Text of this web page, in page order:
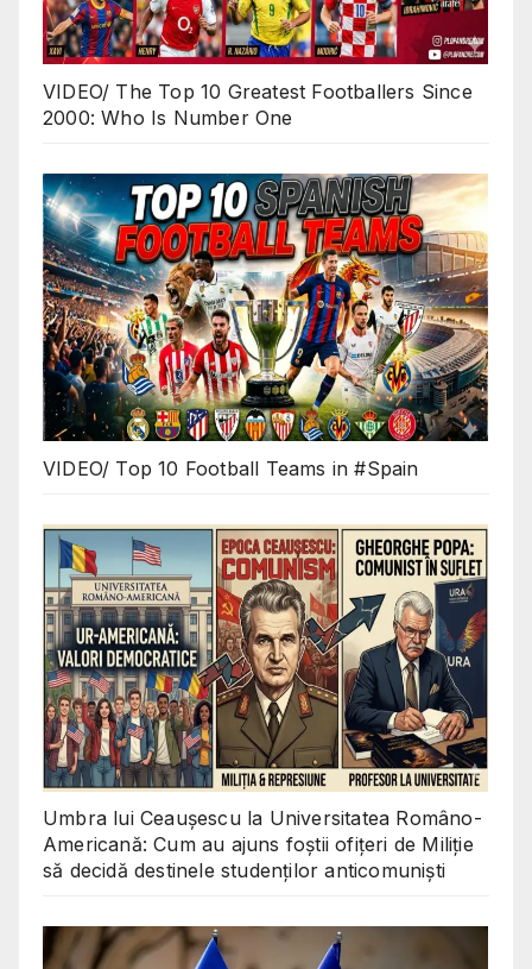
VIDEO/ The Top 10 Greatest Footballers Since
2000: Who Is Number One
VIDEO/ Top 10 Football Teams in #Spain
Umbra lui Ceaușescu la Universitatea Româno-
Americană: Cum au ajuns foștii ofițeri de Miliție
să decidă destinele studenților anticomuniști